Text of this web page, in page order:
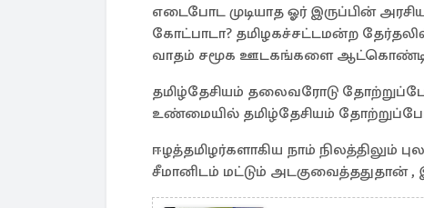
எடைபோட முடியாத ஓர் இருப்பின்
கோட்பாடா? தமிழகச்சட்டமன்ற
வாதம் சமூக ஊடகங்களை
தமிழ்தேசியம் தலைவரோடு
உண்மையில் தமிழ்தேசியம்
ஈழத்தமிழர்களாகிய நாம் நிலத்திலும்
சீமானிடம் மட்டும் அடகுவைத்ததுதான்